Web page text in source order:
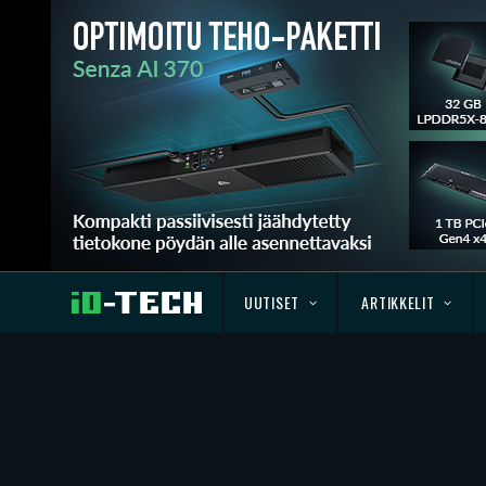
UUTISET ARTIKKELIT